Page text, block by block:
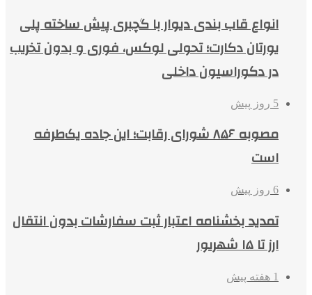
انواع قاب بندی دیوار با گچبری پیش ساخته پلی
یورتان دکارت؛ تحولی لوکس، فوری و بدون تخریب
در دکوراسیون داخلی
5 روز پیش
مصوبه ۸۵۶ شورای رقابت؛ این جاده یک‌طرفه
است
6 روز پیش
تمدید بخشنامه اعتبار ثبت سفارشات بدون انتقال
ارز تا ۱۵ شهریور
1 هفته پیش